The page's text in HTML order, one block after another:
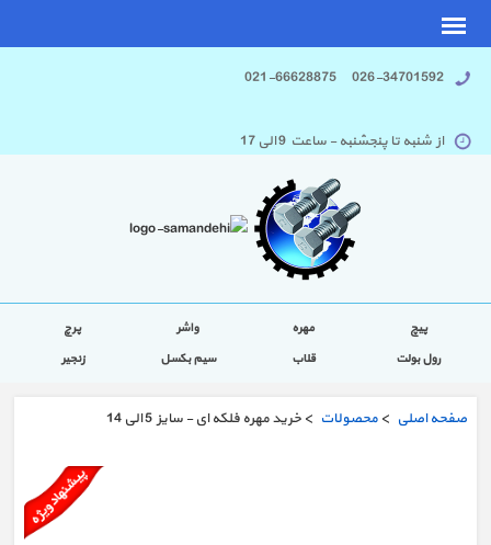
026-34701592 021-66628875
از شنبه تا پنجشنبه - ساعت 9 الی 17
پیچ مهره واشر
پرچ
رول بولت
قلاب سیم بکسل زنجیر
صفحه اصلی > محصولات > خرید مهره فلکه ای - سایز 5 الی 14